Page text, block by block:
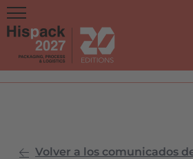
Volver a los comunicados